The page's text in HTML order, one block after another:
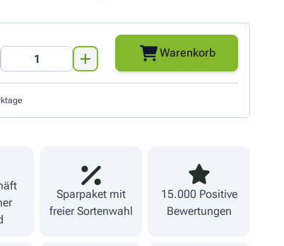
Warenkorb
Sparpaket mit
freier Sortenwahl
15.000 Positive
Bewertungen